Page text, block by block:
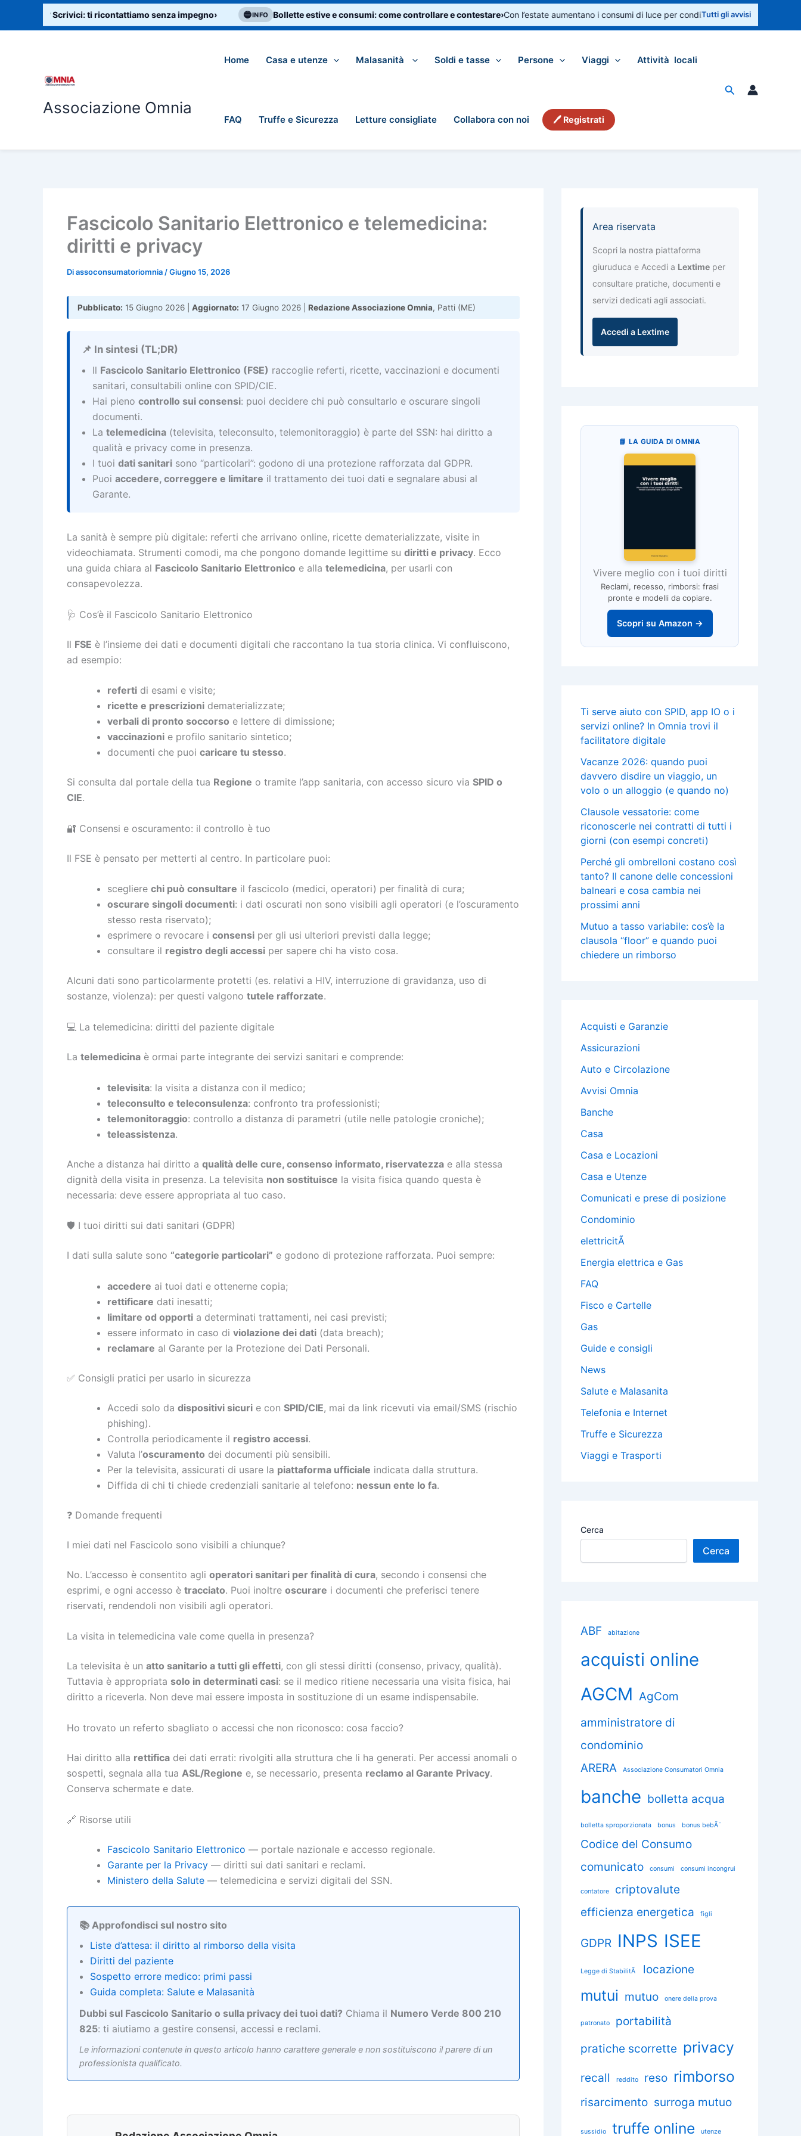
aiuto? Scrivici: ti ricontattiamo senza impegno› INFO Bollette estive e consumi: come controllare e contestare›Con l’estate aumentano i consumi di luce per condizionatori e ventilatori.
Tutti gli avvisi
Associazione Omnia
Home Casa e utenze Malasanità Soldi e tasse Persone Viaggi Attività locali
FAQ Truffe e Sicurezza Letture consigliate Collabora con noi 🖊 Registrati
Cerca
Fascicolo Sanitario Elettronico e telemedicina:
diritti e privacy
Diassoconsumatoriomnia /Giugno 15, 2026
Pubblicato: 15 Giugno 2026 | Aggiornato: 17 Giugno 2026 | Redazione Associazione Omnia, Patti (ME)
📌 In sintesi (TL;DR)
Il Fascicolo Sanitario Elettronico (FSE) raccoglie referti, ricette, vaccinazioni e documenti
sanitari, consultabili online con SPID/CIE.
Hai pieno controllo sui consensi: puoi decidere chi può consultarlo e oscurare singoli
documenti.
La telemedicina (televisita, teleconsulto, telemonitoraggio) è parte del SSN: hai diritto a
qualità e privacy come in presenza.
I tuoi dati sanitari sono “particolari”: godono di una protezione rafforzata dal GDPR.
Puoi accedere, correggere e limitare il trattamento dei tuoi dati e segnalare abusi al
Garante.
La sanità è sempre più digitale: referti che arrivano online, ricette dematerializzate, visite in
videochiamata. Strumenti comodi, ma che pongono domande legittime su diritti e privacy. Ecco
una guida chiara al Fascicolo Sanitario Elettronico e alla telemedicina, per usarli con
consapevolezza.
🩺 Cos’è il Fascicolo Sanitario Elettronico
Il FSE è l’insieme dei dati e documenti digitali che raccontano la tua storia clinica. Vi confluiscono,
ad esempio:
referti di esami e visite;
ricette e prescrizioni dematerializzate;
verbali di pronto soccorso e lettere di dimissione;
vaccinazioni e profilo sanitario sintetico;
documenti che puoi caricare tu stesso.
Si consulta dal portale della tua Regione o tramite l’app sanitaria, con accesso sicuro via SPID o
CIE.
🔐 Consensi e oscuramento: il controllo è tuo
Il FSE è pensato per metterti al centro. In particolare puoi:
scegliere chi può consultare il fascicolo (medici, operatori) per finalità di cura;
oscurare singoli documenti: i dati oscurati non sono visibili agli operatori (e l’oscuramento
stesso resta riservato);
esprimere o revocare i consensi per gli usi ulteriori previsti dalla legge;
consultare il registro degli accessi per sapere chi ha visto cosa.
Alcuni dati sono particolarmente protetti (es. relativi a HIV, interruzione di gravidanza, uso di
sostanze, violenza): per questi valgono tutele rafforzate.
💻 La telemedicina: diritti del paziente digitale
La telemedicina è ormai parte integrante dei servizi sanitari e comprende:
televisita: la visita a distanza con il medico;
teleconsulto e teleconsulenza: confronto tra professionisti;
telemonitoraggio: controllo a distanza di parametri (utile nelle patologie croniche);
teleassistenza.
Anche a distanza hai diritto a qualità delle cure, consenso informato, riservatezza e alla stessa
dignità della visita in presenza. La televisita non sostituisce la visita fisica quando questa è
necessaria: deve essere appropriata al tuo caso.
🛡️ I tuoi diritti sui dati sanitari (GDPR)
I dati sulla salute sono “categorie particolari” e godono di protezione rafforzata. Puoi sempre:
accedere ai tuoi dati e ottenerne copia;
rettificare dati inesatti;
limitare od opporti a determinati trattamenti, nei casi previsti;
essere informato in caso di violazione dei dati (data breach);
reclamare al Garante per la Protezione dei Dati Personali.
✅ Consigli pratici per usarlo in sicurezza
Accedi solo da dispositivi sicuri e con SPID/CIE, mai da link ricevuti via email/SMS (rischio
phishing).
Controlla periodicamente il registro accessi.
Valuta l’oscuramento dei documenti più sensibili.
Per la televisita, assicurati di usare la piattaforma ufficiale indicata dalla struttura.
Diffida di chi ti chiede credenziali sanitarie al telefono: nessun ente lo fa.
❓ Domande frequenti
I miei dati nel Fascicolo sono visibili a chiunque?
No. L’accesso è consentito agli operatori sanitari per finalità di cura, secondo i consensi che
esprimi, e ogni accesso è tracciato. Puoi inoltre oscurare i documenti che preferisci tenere
riservati, rendendoli non visibili agli operatori.
La visita in telemedicina vale come quella in presenza?
La televisita è un atto sanitario a tutti gli effetti, con gli stessi diritti (consenso, privacy, qualità).
Tuttavia è appropriata solo in determinati casi: se il medico ritiene necessaria una visita fisica, hai
diritto a riceverla. Non deve mai essere imposta in sostituzione di un esame indispensabile.
Ho trovato un referto sbagliato o accessi che non riconosco: cosa faccio?
Hai diritto alla rettifica dei dati errati: rivolgiti alla struttura che li ha generati. Per accessi anomali o
sospetti, segnala alla tua ASL/Regione e, se necessario, presenta reclamo al Garante Privacy.
Conserva schermate e date.
🔗 Risorse utili
Fascicolo Sanitario Elettronico — portale nazionale e accesso regionale.
Garante per la Privacy — diritti sui dati sanitari e reclami.
Ministero della Salute — telemedicina e servizi digitali del SSN.
📚 Approfondisci sul nostro sito
Liste d’attesa: il diritto al rimborso della visita
Diritti del paziente
Sospetto errore medico: primi passi
Guida completa: Salute e Malasanità
Dubbi sul Fascicolo Sanitario o sulla privacy dei tuoi dati? Chiama il Numero Verde 800 210
825: ti aiutiamo a gestire consensi, accessi e reclami.
Le informazioni contenute in questo articolo hanno carattere generale e non sostituiscono il parere di un
professionista qualificato.
Area riservata
Scopri la nostra piattaforma
giuruduca e Accedi a Lextime per
consultare pratiche, documenti e
servizi dedicati agli associati.
Accedi a Lextime
📘 LA GUIDA DI OMNIA
Vivere meglio con i tuoi diritti
Reclami, recesso, rimborsi: frasi
pronte e modelli da copiare.
Scopri su Amazon →
Ti serve aiuto con SPID, app IO o i
servizi online? In Omnia trovi il
facilitatore digitale
Vacanze 2026: quando puoi
davvero disdire un viaggio, un
volo o un alloggio (e quando no)
Clausole vessatorie: come
riconoscerle nei contratti di tutti i
giorni (con esempi concreti)
Perché gli ombrelloni costano così
tanto? Il canone delle concessioni
balneari e cosa cambia nei
prossimi anni
Mutuo a tasso variabile: cos’è la
clausola “floor” e quando puoi
chiedere un rimborso
Acquisti e Garanzie
Assicurazioni
Auto e Circolazione
Avvisi Omnia
Banche
Casa
Casa e Locazioni
Casa e Utenze
Comunicati e prese di posizione
Condominio
elettricitÃ
Energia elettrica e Gas
FAQ
Fisco e Cartelle
Gas
Guide e consigli
News
Salute e Malasanita
Telefonia e Internet
Truffe e Sicurezza
Viaggi e Trasporti
Cerca
Cerca
ABF abitazione
acquisti online
AGCM AgCom
amministratore di
condominio
ARERA
Associazione Consumatori Omnia
banche bolletta acqua
bolletta sproporzionata bonus bonus bebÃ¨
Codice del Consumo
comunicato
consumi consumi incongrui
contatore
criptovalute
efficienza energetica
figli
GDPR INPS ISEE
Legge di StabilitÃ locazione
mutui mutuo onere della prova
patronato
portabilità
pratiche scorrette privacy
recall reddito reso rimborso
risarcimento surroga mutuo
sussidio truffe online utenze